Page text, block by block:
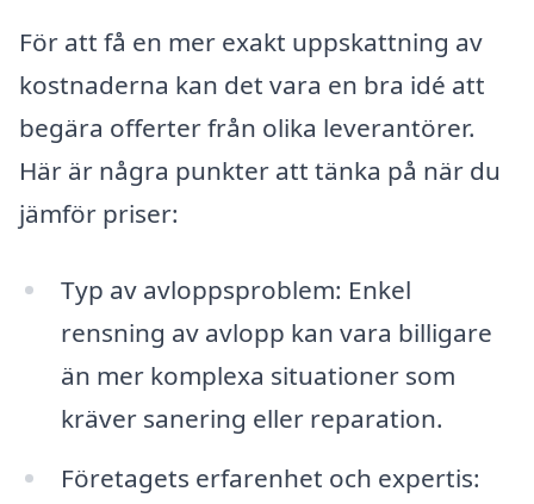
För att få en mer exakt uppskattning av
kostnaderna kan det vara en bra idé att
begära offerter från olika leverantörer.
Här är några punkter att tänka på när du
jämför priser:
Typ av avloppsproblem: Enkel
rensning av avlopp kan vara billigare
än mer komplexa situationer som
kräver sanering eller reparation.
Företagets erfarenhet och expertis: